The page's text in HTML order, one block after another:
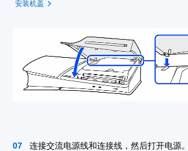
安装机盖
连接交流电源线和连接线，然后打开电源。